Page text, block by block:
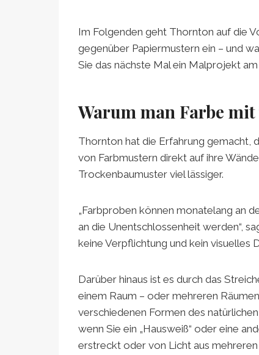
Im Folgenden geht Thornton auf die
gegenüber Papiermustern ein – und
Sie das nächste Mal ein Malprojekt
Warum man Farbe
Thornton hat die Erfahrung gemacht,
von Farbmustern direkt auf ihre
Trockenbaumuster viel lässiger.
„Farbproben können monatelang an
an die Unentschlossenheit werden“,
keine Verpflichtung und kein visuelles
Darüber hinaus ist es durch das
einem Raum – oder mehreren
verschiedenen Formen des
wenn Sie ein „Hausweiß“ oder eine
erstreckt oder von Licht aus